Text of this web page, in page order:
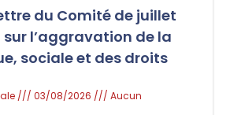
du Comité de juillet
sur l’aggravation de la
sociale et des droits
03/08/2026
Aucun